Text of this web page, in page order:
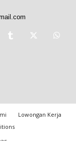
Lowongan Kerja